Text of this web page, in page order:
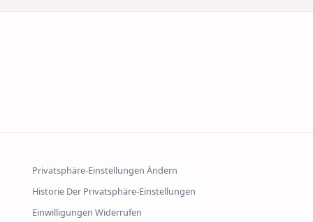
Privatsphäre-Einstellungen Ändern
Historie Der Privatsphäre-Einstellungen
Einwilligungen Widerrufen